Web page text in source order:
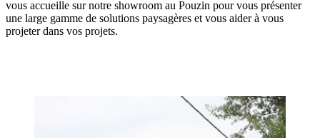
vous accueille sur notre showroom au Pouzin pour vous présenter
une large gamme de solutions paysagères et vous aider à vous
projeter dans vos projets.